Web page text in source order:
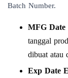
Batch Number.
MFG Date
tanggal
dibuat atau
Exp Date